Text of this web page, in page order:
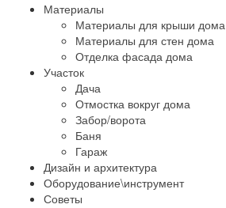
Материалы
Материалы для крыши дома
Материалы для стен дома
Отделка фасада дома
Участок
Дача
Отмостка вокруг дома
Забор/ворота
Баня
Гараж
Дизайн и архитектура
Оборудование\инструмент
Советы